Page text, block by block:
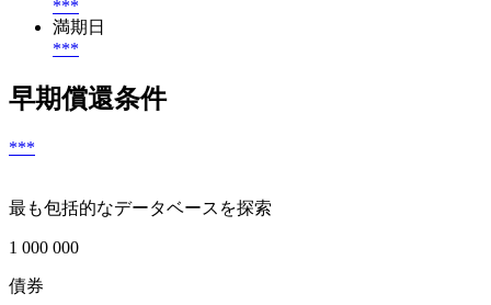
***
満期日
***
早期償還条件
***
最も包括的なデータベースを探索
1 000 000
債券